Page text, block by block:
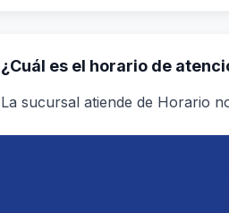
¿Cuál es el horario de
La sucursal atiende de Horario